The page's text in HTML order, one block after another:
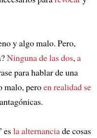
y algo malo. Pero,
Ninguna de las dos, a
para hablar de una
malo, peroen realidad se
esla alternanciade cosas